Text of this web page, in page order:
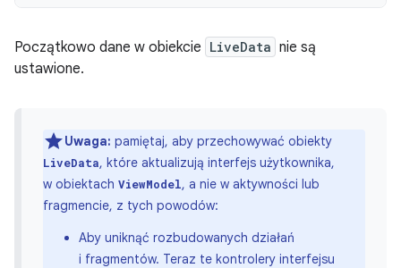
Początkowo dane w obiekcie LiveData nie są
ustawione.
Uwaga: pamiętaj, aby przechowywać obiekty
LiveData, które aktualizują interfejs użytkownika,
w obiektach ViewModel, a nie w aktywności lub
fragmencie, z tych powodów:
Aby uniknąć rozbudowanych działań
i fragmentów. Teraz te kontrolery interfejsu